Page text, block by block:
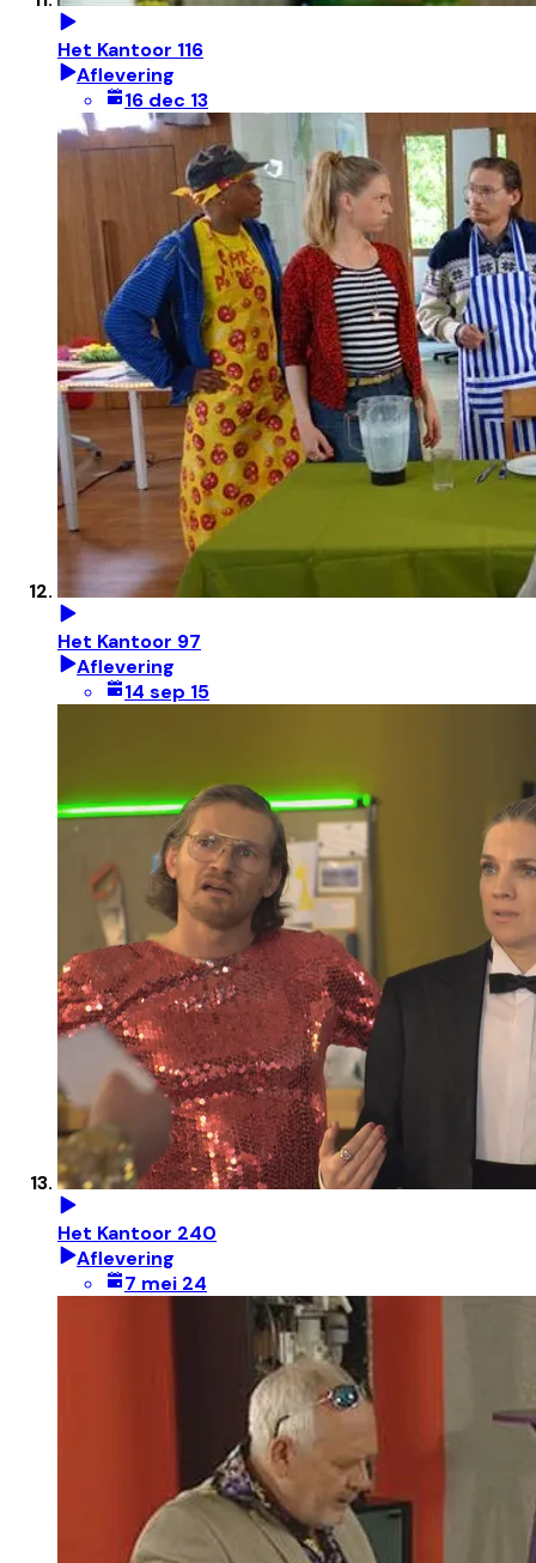
Het Kantoor 116
Aflevering
16 dec 13
Het Kantoor 97
Aflevering
14 sep 15
Het Kantoor 240
Aflevering
7 mei 24